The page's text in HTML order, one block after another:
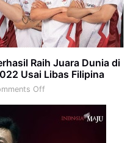
Raih Juara Dunia di
Usai Libas Filipina
Off